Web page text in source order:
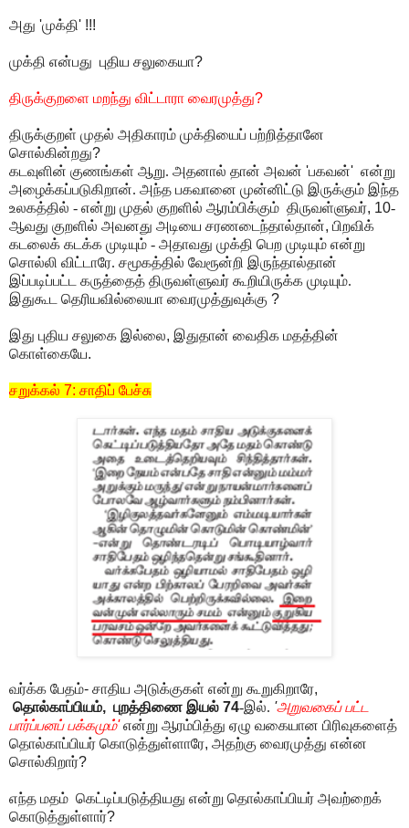
அது 'முக்தி' !!!
முக்தி என்பது புதிய சலுகையா?
திருக்குறளை மறந்து விட்டாரா வைரமுத்து?
திருக்குறள் முதல் அதிகாரம் முக்தியைப் பற்றித்தானே
சொல்கின்றது?
கடவுளின் குணங்கள் ஆறு. அதனால் தான் அவன் 'பகவன்' என்று
அழைக்கப்படுகிறான். அந்த பகவானை முன்னிட்டு இருக்கும் இந்த
உலகத்தில் - என்று முதல் குறளில் ஆரம்பிக்கும் திருவள்ளுவர், 10-
ஆவது குறளில் அவனது அடியை சரணடைந்தால்தான், பிறவிக்
கடலைக் கடக்க முடியும் - அதாவது முக்தி பெற முடியும் என்று
சொல்லி விட்டாரே. சமூகத்தில் வேரூன்றி இருந்தால்தான்
இப்படிப்பட்ட கருத்தைத் திருவள்ளுவர் கூறியிருக்க முடியும்.
இதுகூட தெரியவில்லையா வைரமுத்துவுக்கு ?
இது புதிய சலுகை இல்லை, இதுதான் வைதிக மதத்தின்
கொள்கையே.
சறுக்கல் 7: சாதிப் பேச்சு
வர்க்க பேதம்- சாதிய அடுக்குகள் என்று கூறுகிறாரே,
தொல்காப்பியம், புறத்திணை இயல் 74-இல். 'அறுவகைப் பட்ட
பார்ப்பனப் பக்கமும்' என்று ஆரம்பித்து ஏழு வகையான பிரிவுகளைத்
தொல்காப்பியர் கொடுத்துள்ளாரே, அதற்கு வைரமுத்து என்ன
சொல்கிறார்?
எந்த மதம் கெட்டிப்படுத்தியது என்று தொல்காப்பியர் அவற்றைக்
கொடுத்துள்ளார்?